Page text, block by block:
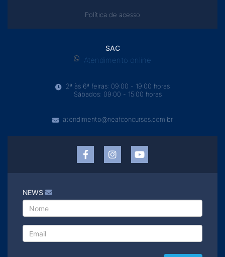
Política de acesso
SAC
Atendimento online
2ª às 6ª feiras: 09:00 - 19:00 horas
Sábados: 09:00 - 15:00 horas
atendimento@neafconcursos.com.br
NEWS